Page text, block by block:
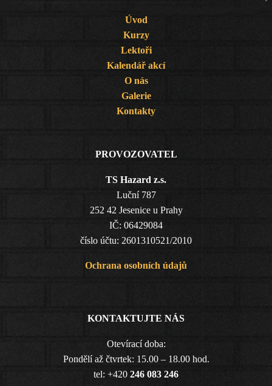
Úvod
Kurzy
Lektoři
Kalendář akcí
O nás
Galerie
Kontakty
PROVOZOVATEL
TS Hazard z.s.
Luční 787
252 42 Jesenice u Prahy
IČ: 06429084
číslo účtu: 2601310521/2010
Ochrana osobních údajů
KONTAKTUJTE NÁS
Otevírací doba:
Pondělí až čtvrtek: 15.00 – 18.00 hod.
tel: +420 246 083 246